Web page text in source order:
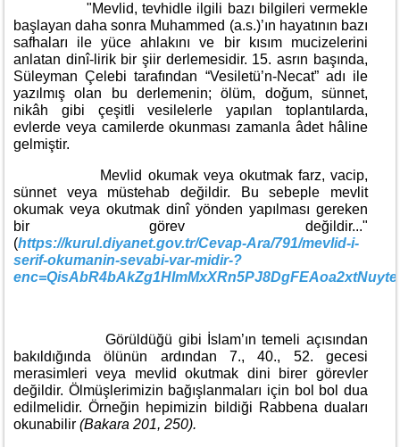
"Mevlid, tevhidle ilgili bazı bilgileri vermekle
başlayan daha sonra Muhammed (a.s.)’ın hayatının bazı
safhaları ile yüce ahlakını ve bir kısım mucizelerini
anlatan dinî-lirik bir şiir derlemesidir. 15. asrın başında,
Süleyman Çelebi tarafından “Vesiletü’n-Necat” adı ile
yazılmış olan bu derlemenin; ölüm, doğum, sünnet,
nikâh gibi çeşitli vesilelerle yapılan toplantılarda,
evlerde veya camilerde okunması zamanla âdet hâline
gelmiştir.
Mevlid okumak veya okutmak farz, vacip,
sünnet veya müstehab değildir. Bu sebeple mevlit
okumak veya okutmak dinî yönden yapılması gereken
bir görev değildir..."
(https://kurul.diyanet.gov.tr/Cevap-Ara/791/mevlid-i-
serif-okumanin-sevabi-var-midir-?
Görüldüğü gibi İslam’ın temeli açısından
bakıldığında ölünün ardından 7., 40., 52. gecesi
merasimleri veya mevlid okutmak dini birer görevler
değildir. Ölmüşlerimizin bağışlanmaları için bol bol dua
edilmelidir. Örneğin hepimizin bildiği Rabbena duaları
okunabilir (Bakara 201, 250).